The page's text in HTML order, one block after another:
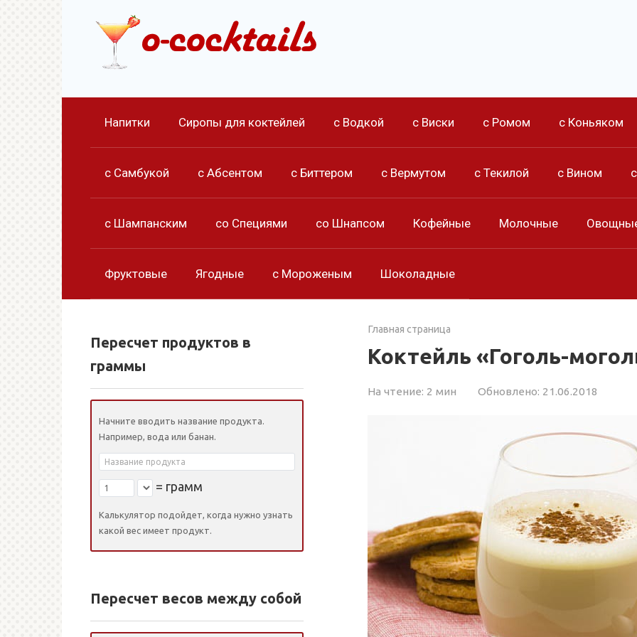
Напитки Сиропы для коктейлей с Водкой с Виски с Ромом с Коньяком
с Самбукой с Абсентом с Биттером с Вермутом с Текилой с Вином
с Шампанским со Специями со Шнапсом Кофейные Молочные
Фруктовые Ягодные с Мороженым Шоколадные
Главная страница
Коктейль «Гоголь-
На чтение: 2 мин Обновлено: 21.06.2018
Пересчет продуктов в
граммы
Начните вводить название продукта.
Например, вода или банан.
= грамм
Калькулятор подойдет, когда нужно узнать
какой вес имеет продукт.
Пересчет весов между собой